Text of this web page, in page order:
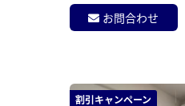
お問合わせ
割引キャンペーン